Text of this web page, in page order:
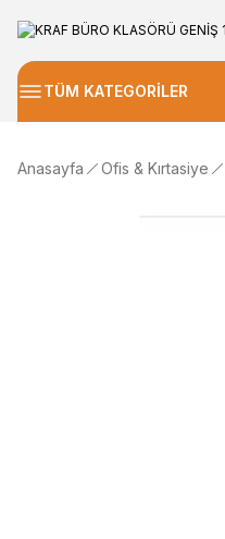
TÜM KATEGORİLER
Anasayfa Ofis & Kırtasiye